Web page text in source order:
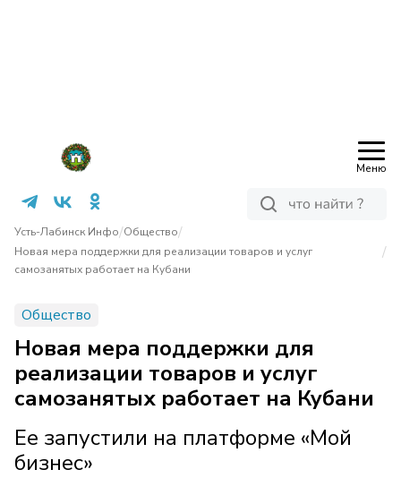
Меню
Усть-Лабинск Инфо/Общество/
Новая мера поддержки для реализации товаров и услуг
самозанятых работает на Кубани
/
Общество
Новая мера поддержки для
реализации товаров и услуг
самозанятых работает на Кубани
Ее запустили на платформе «Мой
бизнес»